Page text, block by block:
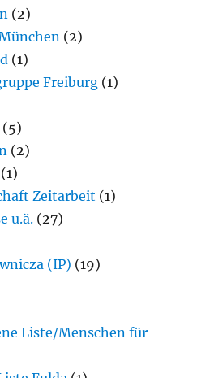
(2)
(2)
(1)
Freiburg (1)
(5)
(2)
Zeitarbeit (1)
u.ä. (27)
(IP) (19)
Liste/Menschen für